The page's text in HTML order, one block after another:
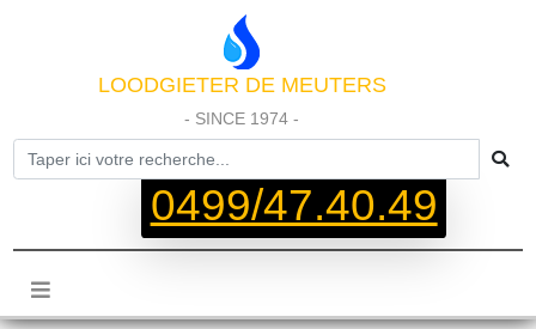
LOODGIETER DE MEUTERS
- SINCE 1974 -
0499/47.40.49